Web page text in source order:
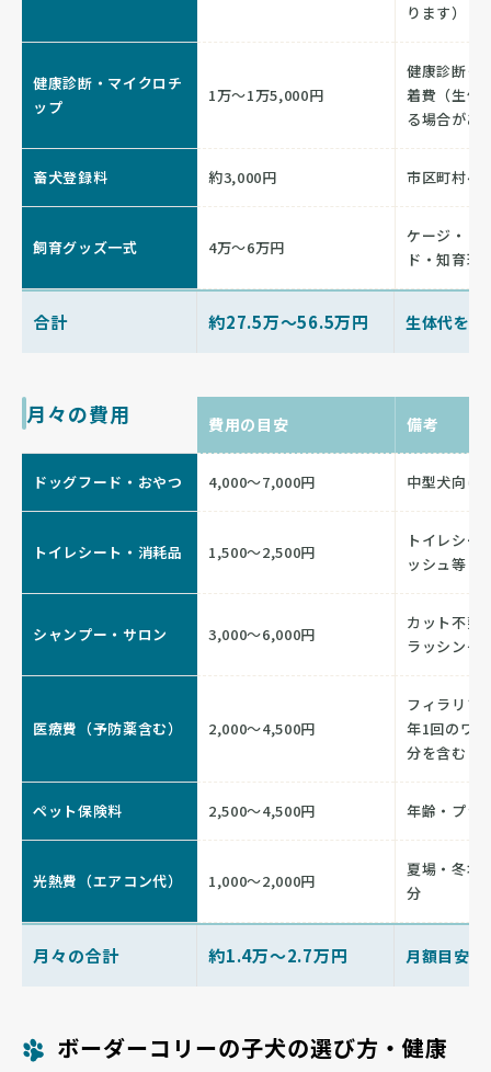
ります）
健康診断・マイクロチ
ップ
1万〜1万5,000円
健康診断＋
着費（生体
る場合があ
畜犬登録料 約3,000円 市区町村へ
飼育グッズ一式 4万〜6万円
ケージ・ト
ド・知育玩
合計 約27.5万〜56.5万円 生体代を含
月々の費用 費用の目安 備考
ドッグフード・おやつ 4,000〜7,000円 中型犬向け
トイレシート・消耗品 1,500〜2,500円
トイレシー
ッシュ等
シャンプー・サロン 3,000〜6,000円
カット不要
ラッシング
医療費（予防薬含む） 2,000〜4,500円
フィラリア
年1回のワ
分を含む
ペット保険料 2,500〜4,500円 年齢・プラ
光熱費（エアコン代） 1,000〜2,000円
夏場・冬場
分
月々の合計 約1.4万〜2.7万円 月額目安
ボーダーコリーの子犬の選び方・健康